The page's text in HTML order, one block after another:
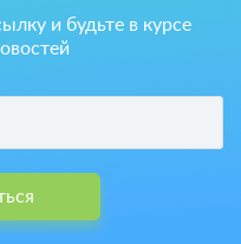
и будьте в курсе